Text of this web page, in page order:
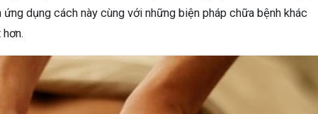
dụng cách này cùng với những biện pháp chữa bệnh khác